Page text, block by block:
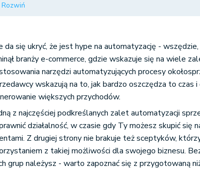
Powód #6 Lepsza obsługa klienta
Jak wprowadzić automatyzację sprzedaży do swojego
Czy istnieją jakieś słabe punkty automatyzacji sprzedaży?
Automatyzacja sprzedaży - to ma sens!
Rozwiń
da się ukryć, że jest hype na automatyzację -
branży e-commerce, gdzie wskazuje się na wiele
narzędzi automatyzujących procesy
wskazują na to, jak bardzo oszczędza to czas i
większych przychodów.
z najczęściej podkreślanych zalet automatyzacji
działalność, w czasie gdy Ty możesz skupić się
Z drugiej strony nie brakuje też sceptyków,
z takiej możliwości dla swojego biznesu.
grup należysz - warto zapoznać się z przygotowaną